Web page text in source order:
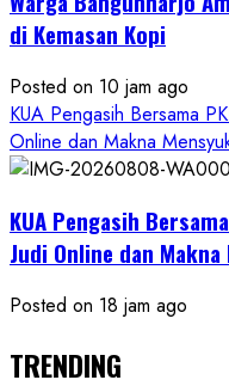
di Kemasan Kopi
Posted on 10 jam ago
KUA Pengasih Bersama
Online dan Makna
KUA Pengasih
Judi Online dan
Posted on 18 jam ago
TRENDING